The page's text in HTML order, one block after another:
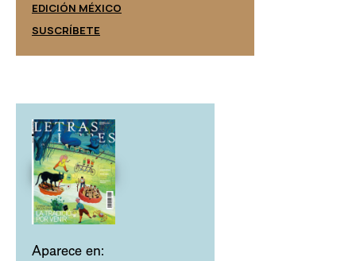
EDICIÓN MÉXICO
SUSCRÍBETE
Aparece en: